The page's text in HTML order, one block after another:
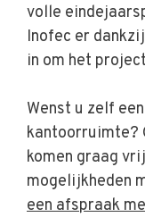
volle
Inofec er
in om het
Wenst u zelf
kantoorruimte?
komen graag
mogelijkheden
een afspraak